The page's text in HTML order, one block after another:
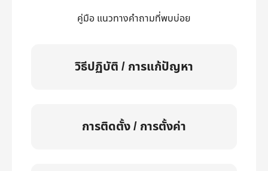
คู่มือ แนวทางคำถามที่พบบ่อย
วิธีปฏิบัติ / การแก้ปัญหา
การติดตั้ง / การตั้งค่า